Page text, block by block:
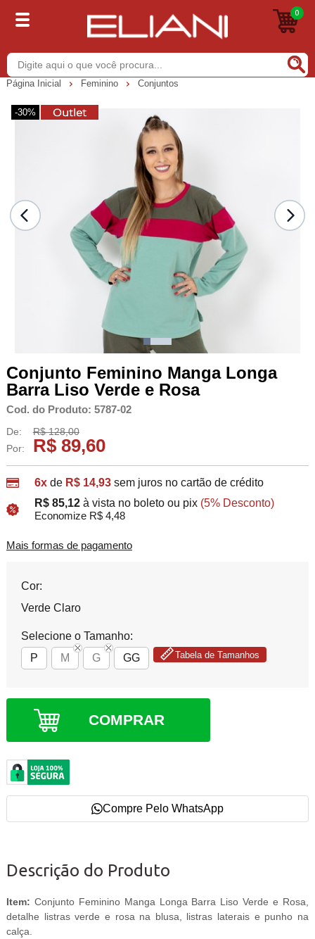
0
Página Inicial Feminino Conjuntos
-30%
Conjunto Feminino Manga Longa
Barra Liso Verde e Rosa
Cod. do Produto: 5787-02
De:
R$ 128,00
Por:
R$ 89,60
6xde R$ 14,93 sem juros no cartão de crédito
R$ 85,12 à vista no boleto ou pix (5% Desconto)
Economize R$ 4,48
Mais formas de pagamento
Cor:
Verde Claro
Selecione o Tamanho:
P
M G GG Tabela de Tamanhos
COMPRAR
Compre Pelo WhatsApp
Descrição do Produto
Item: Conjunto Feminino Manga Longa Barra Liso Verde e Rosa,
detalhe listras verde e rosa na blusa, listras laterais e punho na
calça.